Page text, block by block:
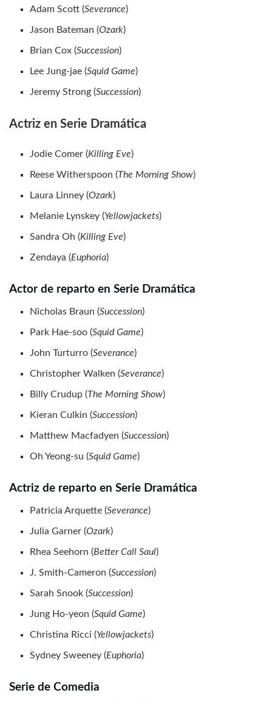
Adam Scott (Severance)
Jason Bateman (Ozark)
Brian Cox (Succession)
Lee Jung-jae (Squid Game)
Jeremy Strong (Succession)
Actriz en Serie Dramática
Jodie Comer (Killing Eve)
Reese Witherspoon (The Morning Show)
Laura Linney (Ozark)
Melanie Lynskey (Yellowjackets)
Sandra Oh (Killing Eve)
Zendaya (Euphoria)
Actor de reparto en Serie Dramática
Nicholas Braun (Succession)
Park Hae-soo (Squid Game)
John Turturro (Severance)
Christopher Walken (Severance)
Billy Crudup (The Morning Show)
Kieran Culkin (Succession)
Matthew Macfadyen (Succession)
Oh Yeong-su (Squid Game)
Actriz de reparto en Serie Dramática
Patricia Arquette (Severance)
Julia Garner (Ozark)
Rhea Seehorn (Better Call Saul)
J. Smith-Cameron (Succession)
Sarah Snook (Succession)
Jung Ho-yeon (Squid Game)
Christina Ricci (Yellowjackets)
Sydney Sweeney (Euphoria)
Serie de Comedia